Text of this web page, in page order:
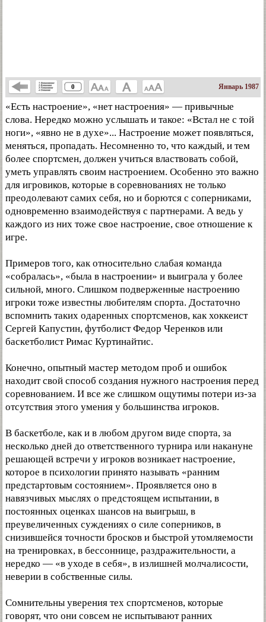
0 Январь 1987
«Есть настроение», «нет настроения» — привычные
слова. Нередко можно услышать и такое: «Встал не с той
ноги», «явно не в духе»... Настроение может появляться,
меняться, пропадать. Несомненно то, что каждый, и тем
более спортсмен, должен учиться властвовать собой,
уметь управлять своим настроением. Особенно это важно
для игровиков, которые в соревнованиях не только
преодолевают самих себя, но и борются с соперниками,
одновременно взаимодействуя с партнерами. А ведь у
каждого из них тоже свое настроение, свое отношение к
игре.
Примеров того, как относительно слабая команда
«собралась», «была в настроении» и выиграла у более
сильной, много. Слишком подверженные настроению
игроки тоже известны любителям спорта. Достаточно
вспомнить таких одаренных спортсменов, как хоккеист
Сергей Капустин, футболист Федор Черенков или
баскетболист Римас Куртинайтис.
Конечно, опытный мастер методом проб и ошибок
находит свой способ создания нужного настроения перед
соревнованием. И все же слишком ощутимы потери из-за
отсутствия этого умения у большинства игроков.
В баскетболе, как и в любом другом виде спорта, за
несколько дней до ответственного турнира или накануне
решающей встречи у игроков возникает настроение,
которое в психологии принято называть «ранним
предстартовым состоянием». Проявляется оно в
навязчивых мыслях о предстоящем испытании, в
постоянных оценках шансов на выигрыш, в
преувеличенных суждениях о силе соперников, в
снизившейся точности бросков и быстрой утомляемости
на тренировках, в бессоннице, раздражительности, а
нередко — «в уходе в себя», в излишней молчалисости,
неверии в собственные силы.
Сомнительны уверения тех спортсменов, которые
говорят, что они совсем не испытывают ранних